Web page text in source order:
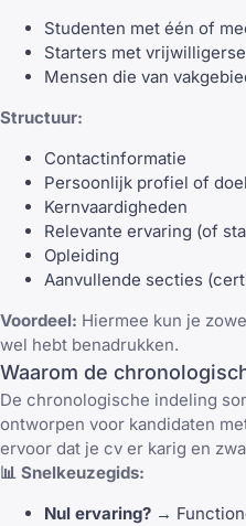
Studenten met één of
Starters met
Mensen die van
Structuur:
Contactinformatie
Persoonlijk profiel of
Kernvaardigheden
Relevante ervaring (of
Opleiding
Aanvullende secties
Voordeel: Hiermee kun je
wel hebt benadrukken.
Waarom de
De chronologische indeling
ontworpen voor kandidaten
ervoor dat je cv er karig en
📊 Snelkeuzegids:
Nul ervaring? →